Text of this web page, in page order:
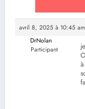
avril 8, 2025 à 10:45 am
DrNolan
Participant